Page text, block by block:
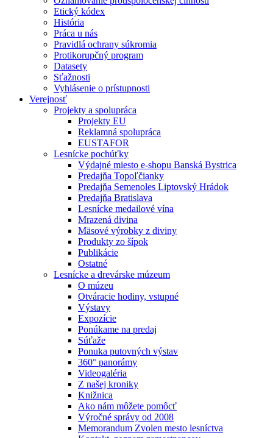
Etický kódex
História
Práca u nás
Pravidlá ochrany súkromia
Protikorupčný program
Datasety
Sťažnosti
Vyhlásenie o prístupnosti
Verejnosť
Projekty a spolupráca
Projekty EU
Reklamná spolupráca
EUSTAFOR
Lesnícke pochúťky
Výdajné miesto e-shopu Banská Bystrica
Predajňa Topoľčianky
Predajňa Semenoles Liptovský Hrádok
Predajňa Bratislava
Lesnícke medailové vína
Mrazená divina
Mäsové výrobky z diviny
Produkty zo šípok
Publikácie
Ostatné
Lesnícke a drevárske múzeum
O múzeu
Otváracie hodiny, vstupné
Výstavy
Expozície
Ponúkame na predaj
Súťaže
Ponuka putovných výstav
360° panorámy
Videogaléria
Z našej kroniky
Knižnica
Ako nám môžete pomôcť
Výročné správy od 2008
Memorandum Zvolen mesto lesníctva